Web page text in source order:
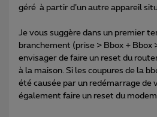
géré à partir d’un autre appareil
Je vous suggère dans un premier
branchement (prise > Bbox + Bbox
envisager de faire un reset du
à la maison. Si les coupures de la
été causée par un redémarrage de
également faire un reset du modem